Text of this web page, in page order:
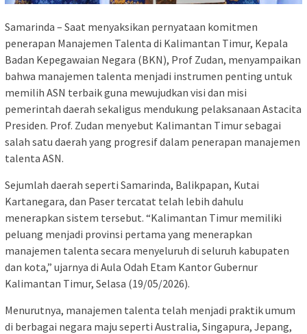
Samarinda – Saat menyaksikan pernyataan komitmen
penerapan Manajemen Talenta di Kalimantan Timur, Kepala
Badan Kepegawaian Negara (BKN), Prof Zudan, menyampaikan
bahwa manajemen talenta menjadi instrumen penting untuk
memilih ASN terbaik guna mewujudkan visi dan misi
pemerintah daerah sekaligus mendukung pelaksanaan Astacita
Presiden. Prof. Zudan menyebut Kalimantan Timur sebagai
salah satu daerah yang progresif dalam penerapan manajemen
talenta ASN.
Sejumlah daerah seperti Samarinda, Balikpapan, Kutai
Kartanegara, dan Paser tercatat telah lebih dahulu
menerapkan sistem tersebut. “Kalimantan Timur memiliki
peluang menjadi provinsi pertama yang menerapkan
manajemen talenta secara menyeluruh di seluruh kabupaten
dan kota,” ujarnya di Aula Odah Etam Kantor Gubernur
Kalimantan Timur, Selasa (19/05/2026).
Menurutnya, manajemen talenta telah menjadi praktik umum
di berbagai negara maju seperti Australia, Singapura, Jepang,